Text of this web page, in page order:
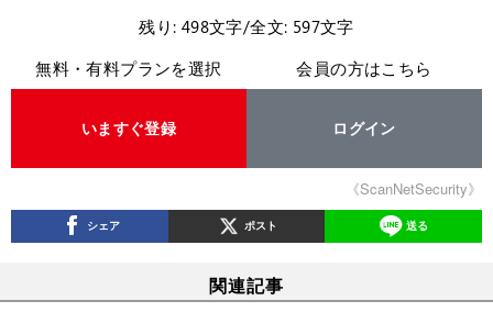
残り: 498文字/全文: 597文字
無料・有料プランを選択
いますぐ登録
会員の方はこちら
ログイン
《ScanNetSecurity》
シェア ポスト 送る
関連記事